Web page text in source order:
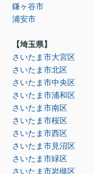
鎌ヶ谷市
浦安市
【埼玉県】
さいたま市大宮区
さいたま市北区
さいたま市中央区
さいたま市浦和区
さいたま市南区
さいたま市桜区
さいたま市西区
さいたま市見沼区
さいたま市緑区
さいたま市岩槻区